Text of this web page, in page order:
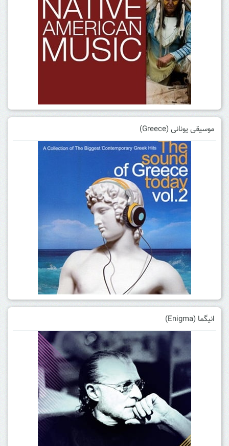
موسیقی یونانی (Greece)
انیگما (Enigma)